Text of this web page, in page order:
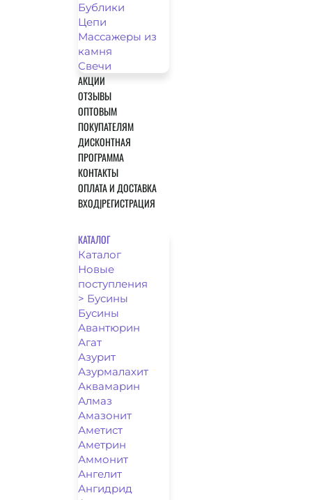
Бублики
Цепи
Массажеры из
камня
Свечи
АКЦИИ
ОТЗЫВЫ
ОПТОВЫМ
ПОКУПАТЕЛЯМ
ДИСКОНТНАЯ
ПРОГРАММА
КОНТАКТЫ
ОПЛАТА И ДОСТАВКА
ВХОД|РЕГИСТРАЦИЯ
КАТАЛОГ
Каталог
Новые
поступления
> Бусины
Бусины
Авантюрин
Агат
Азурит
Азурмалахит
Аквамарин
Алмаз
Амазонит
Аметист
Аметрин
Аммонит
Ангелит
Ангидрид